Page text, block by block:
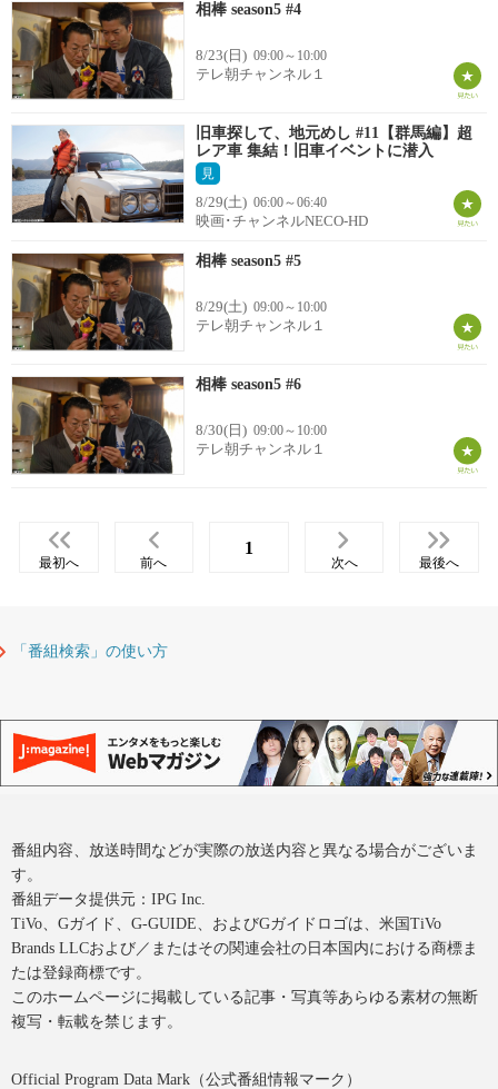
相棒 season5 #4
8/23(日) 09:00～10:00
テレ朝チャンネル１
旧車探して、地元めし #11【群馬編】超
レア車 集結！旧車イベントに潜入
見
8/29(土) 06:00～06:40
映画･チャンネルNECO-HD
相棒 season5 #5
8/29(土) 09:00～10:00
テレ朝チャンネル１
相棒 season5 #6
8/30(日) 09:00～10:00
テレ朝チャンネル１
最初へ 前へ
1
次へ 最後へ
「番組検索」の使い方
番組内容、放送時間などが実際の放送内容と異なる場合がございま
す。
番組データ提供元：IPG Inc.
TiVo、Gガイド、G-GUIDE、およびGガイドロゴは、米国TiVo
Brands LLCおよび／またはその関連会社の日本国内における商標ま
たは登録商標です。
このホームページに掲載している記事・写真等あらゆる素材の無断
複写・転載を禁じます。
Official Program Data Mark（公式番組情報マーク）